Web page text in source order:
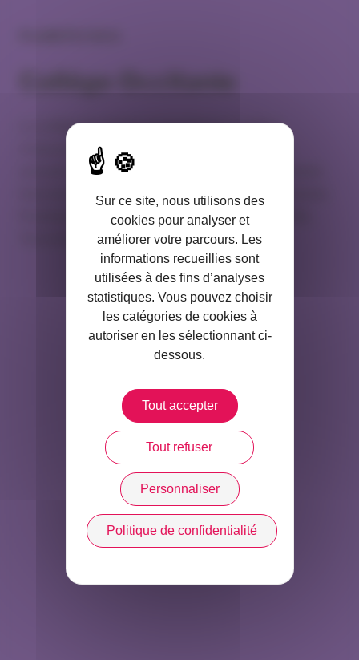
Collège Occitanie
Le collège Occitanie rassemble les courtiers
d’assurances exerçant dans les départements
suivants : Ariège (09), Aude (11), Aveyron (12), Haute
Garonne (31), Gers (32), Lot (46), Lozère (48), Hautes
Pyrénées (65), Pyrénées Orientales (66), Tarn (81),
Tarn et Garonne (82).
Sur ce site, nous utilisons des
cookies pour analyser et
améliorer votre parcours. Les
informations recueillies sont
utilisées à des fins d’analyses
statistiques. Vous pouvez choisir
les catégories de cookies à
autoriser en les sélectionnant ci-
dessous.
Tout accepter
Tout refuser
Personnaliser
Politique de confidentialité